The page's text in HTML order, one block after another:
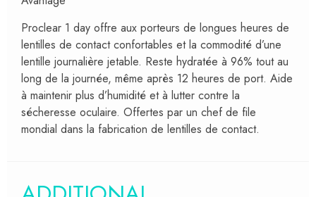
Proclear 1 day offre aux porteurs de longues heures de
lentilles de contact confortables et la commodité d’une
lentille journalière jetable. Reste hydratée à 96% tout au
long de la journée, même après 12 heures de port. Aide
à maintenir plus d’humidité et à lutter contre la
sécheresse oculaire. Offertes par un chef de file
mondial dans la fabrication de lentilles de contact.